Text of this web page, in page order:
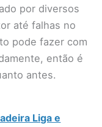
por diversos
até falhas no
pode fazer com
então é
antes.
Liga e